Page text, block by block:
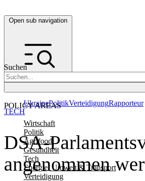
Open sub navigation
Suchen
POLICY AREAS
Wirtschaft
Politik
Agrifood
Gesundheit
Tech
Energie, Umwelt & Transport
Verteidigung
UkrainePolitikVerteidigungRapporteur
DSA-
angenommen
TECH